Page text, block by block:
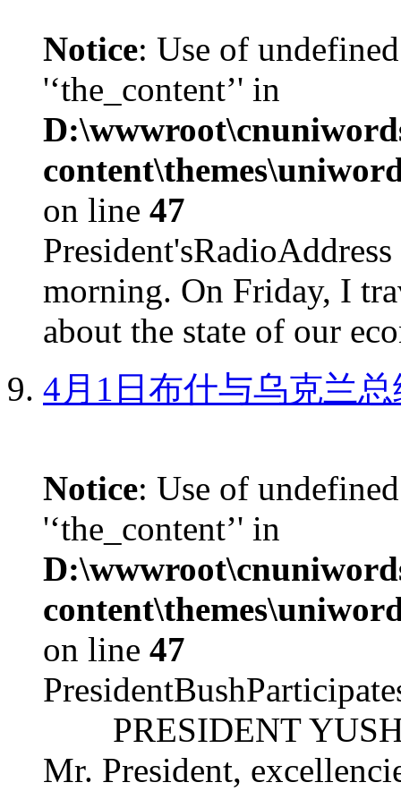
Notice: Use of
'‘the_content’' in
on line 47
morning. On Friday, I
about the state of our
4月1日布什与乌克兰
Notice: Use of
'‘the_content’' in
on line 47
PRESIDENT
Mr. President,